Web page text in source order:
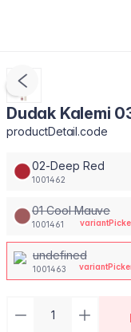
Dudak Kalemi
productDetail.code
02-Deep Red
1001462
01 Cool Mauve
1001461
undefined
1001463